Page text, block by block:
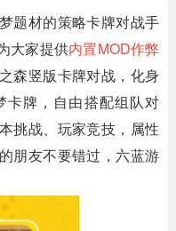
题材的策略卡牌对战手
大家提供内置MOD作弊
森竖版卡牌对战，化身
卡牌，自由搭配组队对
挑战、玩家竞技，属性
朋友不要错过，六蓝游